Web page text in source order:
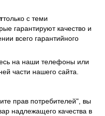
только с теми
гарантируют качество и
всего гарантийного
на наши телефоны или
части нашего сайта.
прав потребителей", вы
надлежащего качества в